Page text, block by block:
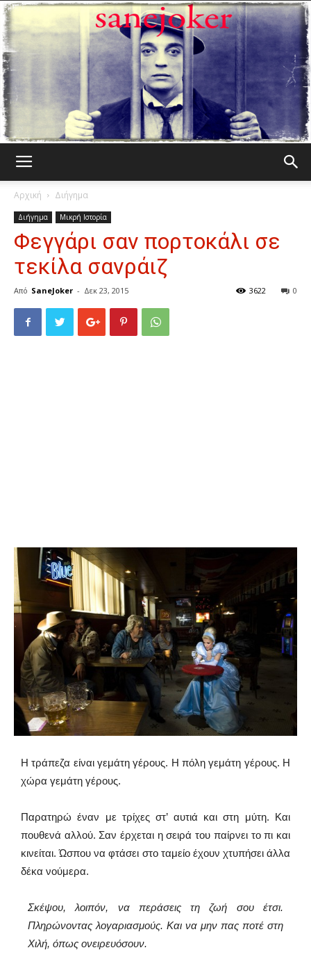
Αρχική Διήγημα
Διήγημα Μικρή Ιστορία
Φεγγάρι σαν πορτοκάλι σε
τεκίλα σανράιζ
Από SaneJoker - Δεκ 23, 2015 0
3622
Η τράπεζα είναι γεμάτη γέρους. Η πόλη γεμάτη γέρους. Η
χώρα γεμάτη γέρους.
Παρατηρώ έναν με τρίχες στ’ αυτιά και στη μύτη. Και
πουθενά αλλού. Σαν έρχεται η σειρά του παίρνει το πι και
κινείται. Ώσπου να φτάσει στο ταμείο έχουν χτυπήσει άλλα
δέκα νούμερα.
Σκέψου, λοιπόν, να περάσεις τη ζωή σου έτσι.
Πληρώνοντας λογαριασμούς. Και να μην πας ποτέ στη
Χιλή, όπως ονειρευόσουν.